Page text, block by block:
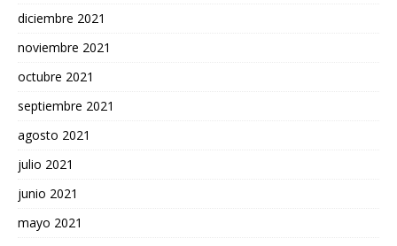
diciembre 2021
noviembre 2021
octubre 2021
septiembre 2021
agosto 2021
julio 2021
junio 2021
mayo 2021